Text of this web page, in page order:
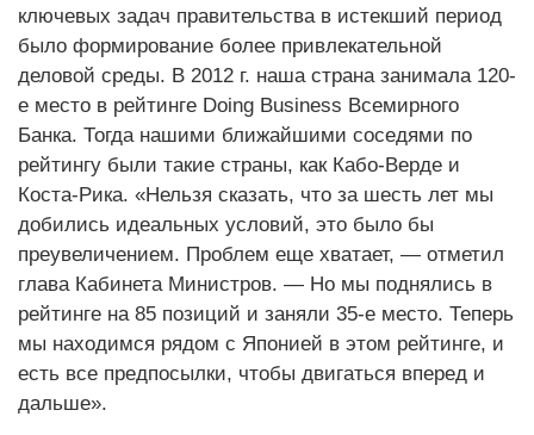
ключевых задач правительства в истекший период
было формирование более привлекательной
деловой среды. В 2012 г. наша страна занимала 120-
е место в рейтинге Doing Business Всемирного
Банка. Тогда нашими ближайшими соседями по
рейтингу были такие страны, как Кабо-Верде и
Коста-Рика. «Нельзя сказать, что за шесть лет мы
добились идеальных условий, это было бы
преувеличением. Проблем еще хватает, — отметил
глава Кабинета Министров. — Но мы поднялись в
рейтинге на 85 позиций и заняли 35-е место. Теперь
мы находимся рядом с Японией в этом рейтинге, и
есть все предпосылки, чтобы двигаться вперед и
дальше».